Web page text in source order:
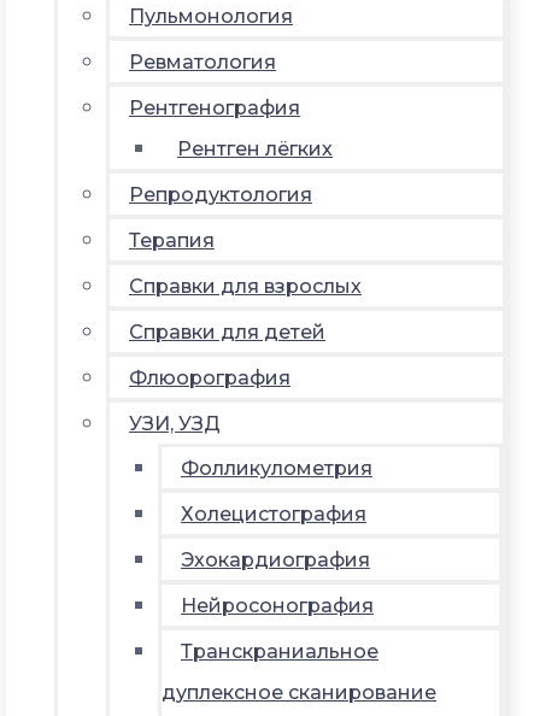
Пульмонология
Ревматология
Рентгенография
Рентген лёгких
Репродуктология
Терапия
Справки для взрослых
Справки для детей
Флюорография
УЗИ, УЗД
Фолликулометрия
Холецистография
Эхокардиография
Нейросонография
Транскраниальное
дуплексное сканирование